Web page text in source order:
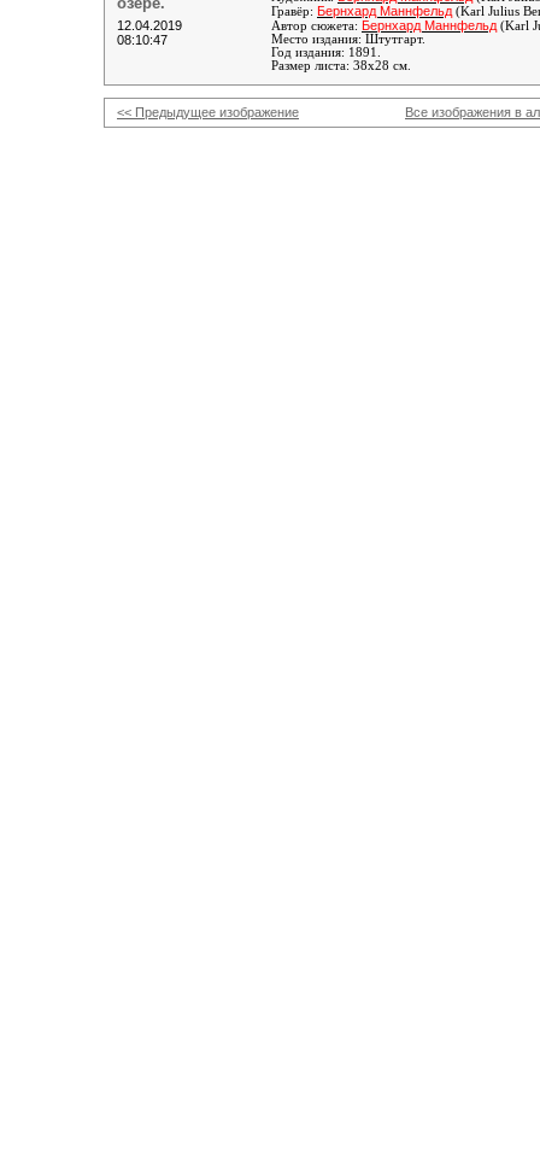
12.04.2019
08:10:47
Гравёр: Бернхард Маннфельд (Karl Julius
Автор сюжета: Бернхард Маннфельд (Karl
Место издания: Штутгарт.
Год издания: 1891.
Размер листа: 38х28 см.
<< Предыдущее изображение Все изображения в